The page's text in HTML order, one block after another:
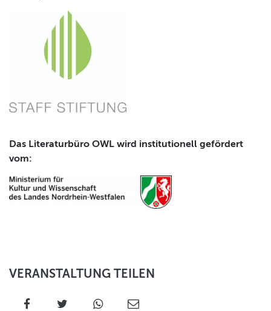
Das Literaturbüro OWL wird institutionell gefördert
vom:
VERANSTALTUNG TEILEN